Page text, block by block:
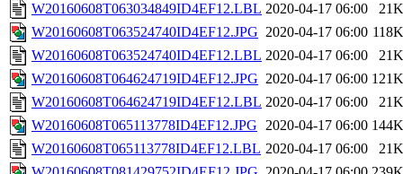
W20160608T063034849ID4EF12.LBL 2020-04-17 06:00
21K
W20160608T063524740ID4EF12.JPG 2020-04-17 06:00 118K
W20160608T063524740ID4EF12.LBL 2020-04-17 06:00
21K
W20160608T064624719ID4EF12.JPG 2020-04-17 06:00 121K
W20160608T064624719ID4EF12.LBL 2020-04-17 06:00
21K
W20160608T065113778ID4EF12.JPG 2020-04-17 06:00 144K
W20160608T065113778ID4EF12.LBL 2020-04-17 06:00
21K